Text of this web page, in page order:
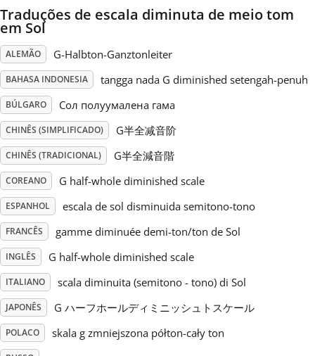
Português
Русский
Svenska
Tiếng Việt
Türkçe
繁體中文
Traduções de escala diminuta de meio tom
em Sol
ALEMÃO G-Halbton-Ganztonleiter
BAHASA INDONESIA tangga nada G diminished setengah-penuh
BÚLGARO Сол полуумалена гама
CHINÊS (SIMPLIFICADO) G半全减音阶
CHINÊS (TRADICIONAL) G半全減音階
COREANO G half-whole diminished scale
ESPANHOL escala de sol disminuida semitono-tono
FRANCÊS gamme diminuée demi-ton/ton de Sol
INGLÊS G half-whole diminished scale
ITALIANO scala diminuita (semitono - tono) di Sol
JAPONÊS G ハーフホールディミニッシュトスケール
POLACO skala g zmniejszona półton-cały ton